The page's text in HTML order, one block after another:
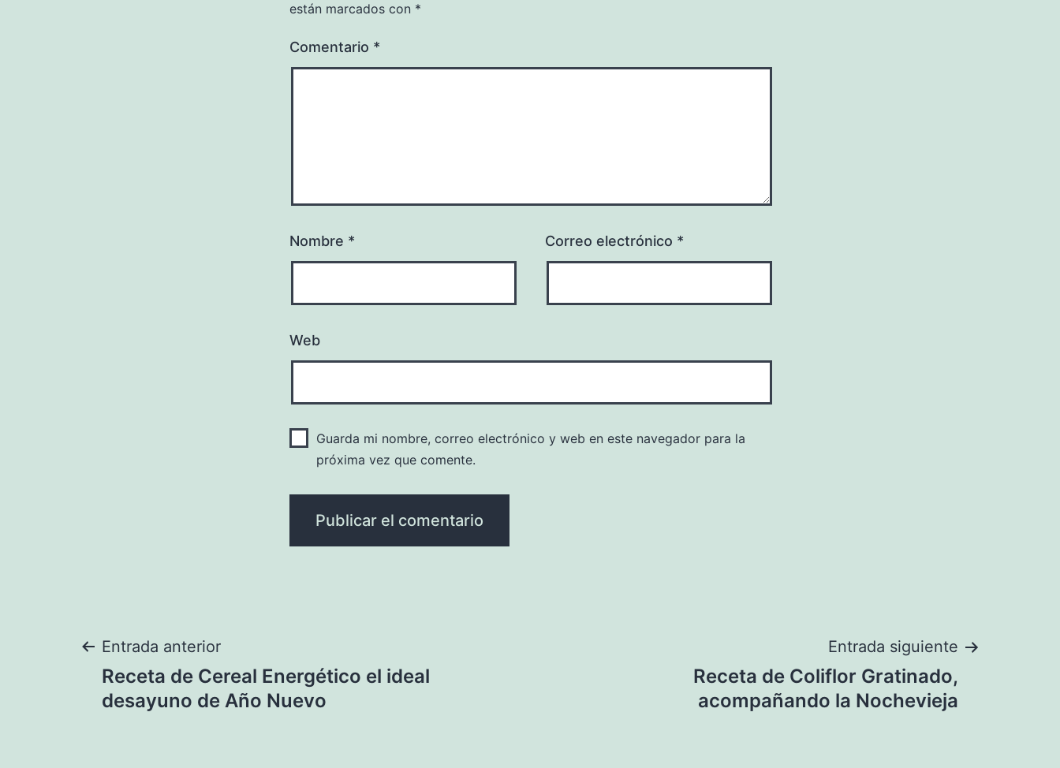
están marcados con *
Comentario *
Nombre * Correo electrónico *
Web
Guarda mi nombre, correo electrónico y web en este navegador para la
próxima vez que comente.
Navegación
de
Entrada anterior
Receta de Cereal Energético el ideal
desayuno de Año Nuevo
Entrada siguiente
Receta de Coliflor Gratinado,
acompañando la Nochevieja